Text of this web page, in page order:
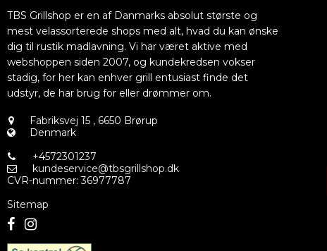
TBS Grillshop er en af Danmarks absolut største og
mest velassorterede shops med alt, hvad du kan ønske
dig til rustik madlavning. Vi har været aktive med
webshoppen siden 2007, og kundekredsen vokser
stadig, for her kan enhver grill entusiast finde det
udstyr, de har brug for eller drømmer om.
Fabriksvej 15 , 6650 Brørup
Denmark
+4572301237
kundeservice@tbsgrillshop.dk
CVR-nummer: 36977787
Sitemap